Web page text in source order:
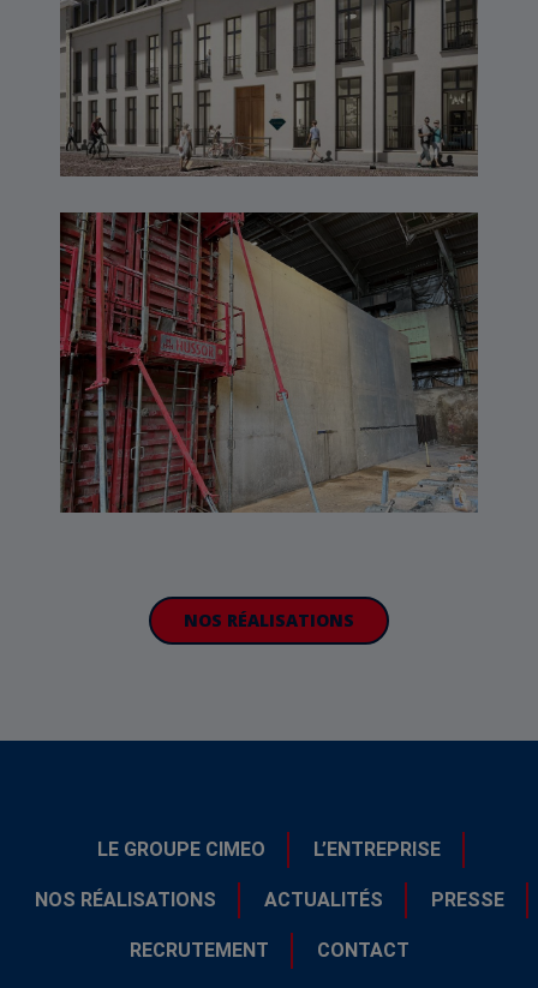
TIMAC – SAINT-MALO
NOS RÉALISATIONS
LE GROUPE CIMEO L’ENTREPRISE
NOS RÉALISATIONS ACTUALITÉS PRESSE
RECRUTEMENT CONTACT